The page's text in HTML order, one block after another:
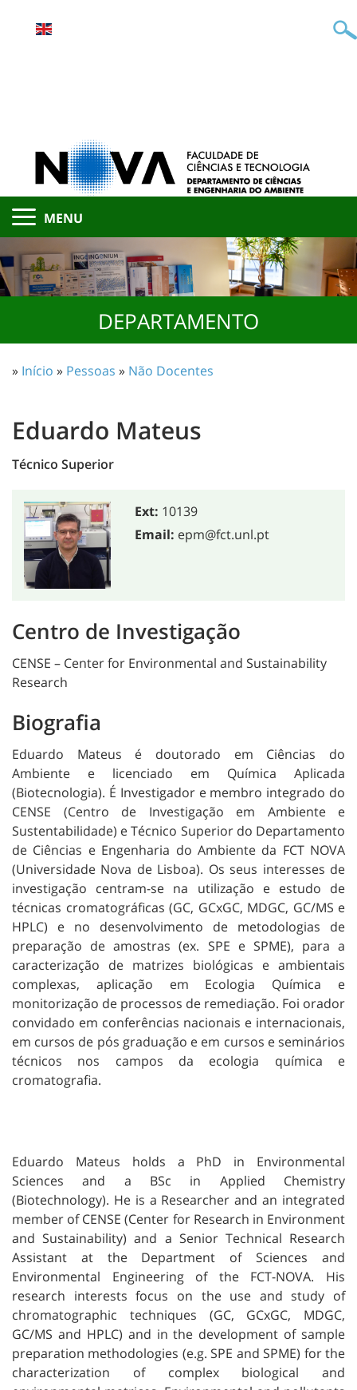
MENU
DEPARTAMENTO
» Início » Pessoas » Não Docentes
Eduardo Mateus
Técnico Superior
Ext: 10139
Email: epm@fct.unl.pt
Centro de Investigação
CENSE – Center for Environmental and Sustainability
Research
Biografia
Eduardo Mateus é doutorado em Ciências do
Ambiente e licenciado em Química Aplicada
(Biotecnologia). É Investigador e membro integrado do
CENSE (Centro de Investigação em Ambiente e
Sustentabilidade) e Técnico Superior do Departamento
de Ciências e Engenharia do Ambiente da FCT NOVA
(Universidade Nova de Lisboa). Os seus interesses de
investigação centram-se na utilização e estudo de
técnicas cromatográficas (GC, GCxGC, MDGC, GC/MS e
HPLC) e no desenvolvimento de metodologias de
preparação de amostras (ex. SPE e SPME), para a
caracterização de matrizes biológicas e ambientais
complexas, aplicação em Ecologia Química e
monitorização de processos de remediação. Foi orador
convidado em conferências nacionais e internacionais,
em cursos de pós graduação e em cursos e seminários
técnicos nos campos da ecologia química e
cromatografia.
Eduardo Mateus holds a PhD in Environmental
Sciences and a BSc in Applied Chemistry
(Biotechnology). He is a Researcher and an integrated
member of CENSE (Center for Research in Environment
and Sustainability) and a Senior Technical Research
Assistant at the Department of Sciences and
Environmental Engineering of the FCT-NOVA. His
research interests focus on the use and study of
chromatographic techniques (GC, GCxGC, MDGC,
GC/MS and HPLC) and in the development of sample
preparation methodologies (e.g. SPE and SPME) for the
characterization of complex biological and